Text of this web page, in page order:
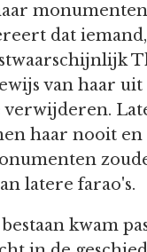
dat iemand,
van haar uit
verwijderen.
haar nooit en
latere farao's.
kwam